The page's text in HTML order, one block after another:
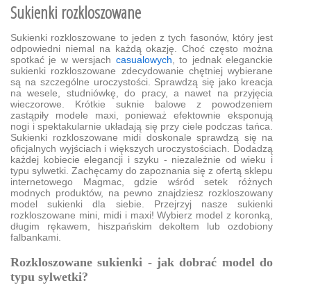
Sukienki rozkloszowane
Sukienki rozkloszowane to jeden z tych fasonów, który jest
odpowiedni niemal na każdą okazję. Choć często można
spotkać je w wersjach casualowych , to jednak eleganckie
sukienki rozkloszowane zdecydowanie chętniej wybierane
są na szczególne uroczystości. Sprawdzą się jako kreacja
na wesele, studniówkę, do pracy, a nawet na przyjęcia
wieczorowe. Krótkie suknie balowe z powodzeniem
zastąpiły modele maxi, ponieważ efektownie eksponują
nogi i spektakularnie układają się przy ciele podczas tańca.
Sukienki rozkloszowane midi doskonale sprawdzą się na
oficjalnych wyjściach i większych uroczystościach. Dodadzą
każdej kobiecie elegancji i szyku - niezależnie od wieku i
typu sylwetki. Zachęcamy do zapoznania się z ofertą sklepu
internetowego Magmac, gdzie wśród setek różnych
modnych produktów, na pewno znajdziesz rozkloszowany
model sukienki dla siebie. Przejrzyj nasze sukienki
rozkloszowane mini, midi i maxi! Wybierz model z koronką,
długim rękawem, hiszpańskim dekoltem lub ozdobiony
falbankami.
Rozkloszowane sukienki - jak dobrać model do
typu sylwetki?